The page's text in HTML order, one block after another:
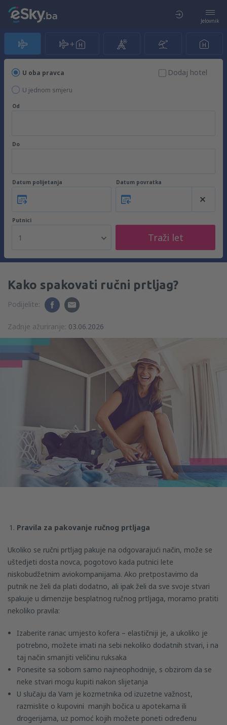
Jelovnik
U oba pravca
U jednom smjeru
Dodaj hotel
Od
Do
Datum polijetanja Datum povratka
Putnici
1 Traži let
Kako spakovati ručni prtljag?
Podijelite:
Zadnje ažuriranje: 03.06.2026
Pravila za pakovanje ručnog prtljaga
Ukoliko se ručni prtljag pakuje na odgovarajući način, može se
uštedjeti dosta novca, pogotovo kada putnici lete
niskobudžetnim aviokompanijama. Ako pretpostavimo da
putnik ne želi da plati dodatno, ali ipak želi da sve svoje stvari
spakuje u dimenzije besplatnog ručnog prtljaga, moramo pratiti
nekoliko pravila:
Izaberite ranac umjesto kofera – elastičniji je, a ukoliko je
potrebno, možete imati na sebi nekoliko dodatnih stvari, i na
taj način smanjiti veličinu ruksaka
Ponesite sa sobom samo najneophodnije, s obzirom da se
neke stvari mogu kupiti nakon slijetanja
U slučaju da Vam je kozmetnika od izuzetne važnost,
razmislite o kupovini manjih bočica u apotekama ili
drogerijama, uz pomoć kojih možete poneti određenu